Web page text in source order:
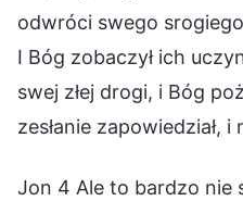
odwróci swego
I Bóg zobaczył ich
swej złej drogi, i Bóg
zesłanie zapowiedział, i
Jon 4 Ale to bardzo nie